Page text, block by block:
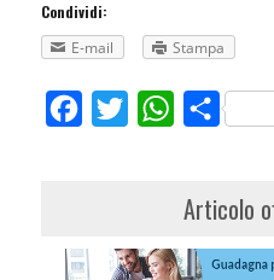
Condividi:
E-mail
Stampa
FacebookTwitterWhatsApp
Share
Articolo